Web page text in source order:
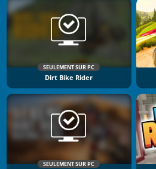
SEULEMENT SUR PC
Dirt Bike Rider
SEULEMENT SUR PC